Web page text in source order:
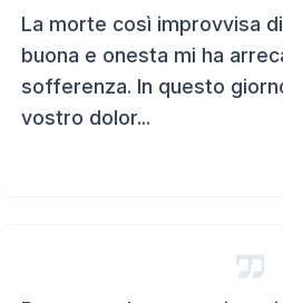
La morte così improvvisa
buona e onesta mi ha
sofferenza. In questo
vostro dolor...